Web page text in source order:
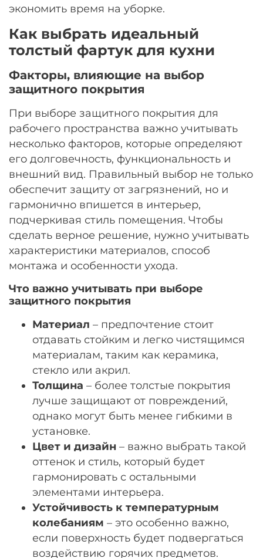
экономить время на уборке.
Как выбрать идеальный
толстый фартук для кухни
Факторы, влияющие на выбор
защитного покрытия
При выборе защитного покрытия для
рабочего пространства важно учитывать
несколько факторов, которые определяют
его долговечность, функциональность и
внешний вид. Правильный выбор не только
обеспечит защиту от загрязнений, но и
гармонично впишется в интерьер,
подчеркивая стиль помещения. Чтобы
сделать верное решение, нужно учитывать
характеристики материалов, способ
монтажа и особенности ухода.
Что важно учитывать при выборе
защитного покрытия
Материал – предпочтение стоит
отдавать стойким и легко чистящимся
материалам, таким как керамика,
стекло или акрил.
Толщина – более толстые покрытия
лучше защищают от повреждений,
однако могут быть менее гибкими в
установке.
Цвет и дизайн – важно выбрать такой
оттенок и стиль, который будет
гармонировать с остальными
элементами интерьера.
Устойчивость к температурным
колебаниям – это особенно важно,
если поверхность будет подвергаться
воздействию горячих предметов.